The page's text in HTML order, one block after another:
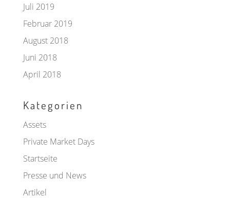
Juli 2019
Februar 2019
August 2018
Juni 2018
April 2018
Kategorien
Assets
Private Market Days
Startseite
Presse und News
Artikel